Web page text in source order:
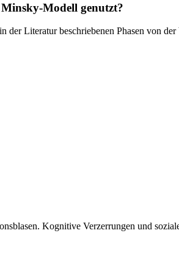
Modell genutzt?
der Literatur beschriebenen Phasen von
Kognitive Verzerrungen und